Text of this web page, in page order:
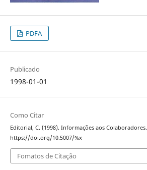
PDFA
Publicado
1998-01-01
Como Citar
Editorial, C. (1998). Informações aos Colaboradores.
https://doi.org/10.5007/%x
Fomatos de Citação